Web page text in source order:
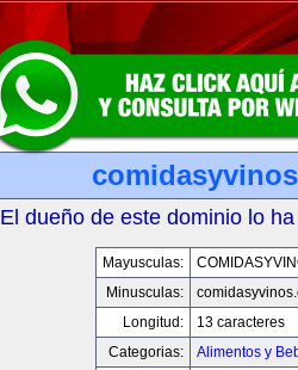
El dueño de este dominio lo
Mayusculas:
Minusculas:
Longitud:
13 caracteres
Categorias:
Alimentos y